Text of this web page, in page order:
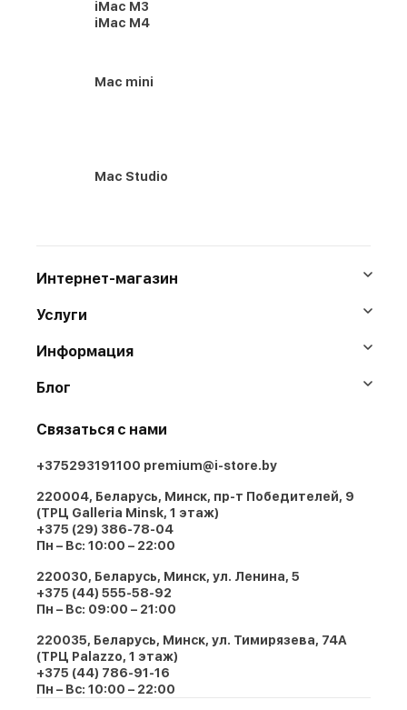
iMac M3
iMac M4
Mac mini
Mac Studio
Интернет-магазин
Услуги
Информация
Блог
Связаться с нами
+375293191100 premium@i-store.by
220004, Беларусь, Минск, пр-т Победителей, 9
(ТРЦ Galleria Minsk, 1 этаж)
+375 (29) 386-78-04
Пн – Вс: 10:00 – 22:00
220030, Беларусь, Минск, ул. Ленина, 5
+375 (44) 555-58-92
Пн – Вс: 09:00 – 21:00
220035, Беларусь, Минск, ул. Тимирязева, 74A
(ТРЦ Palazzo, 1 этаж)
+375 (44) 786-91-16
Пн – Вс: 10:00 – 22:00